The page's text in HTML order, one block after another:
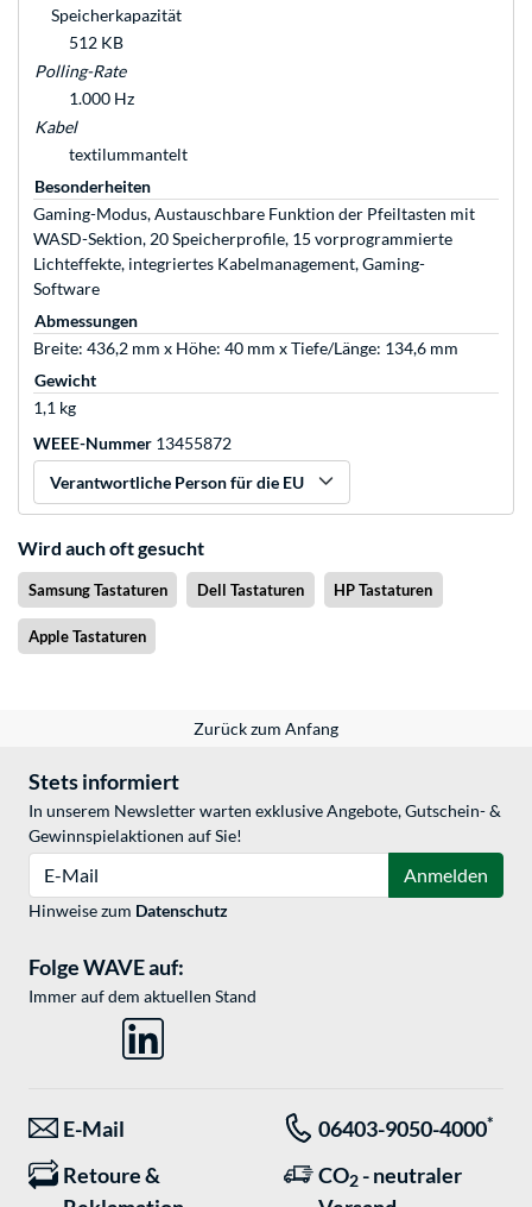
Speicherkapazität
512 KB
Polling-Rate
1.000 Hz
Kabel
textilummantelt
Besonderheiten
Gaming-Modus, Austauschbare Funktion der Pfeiltasten mit
WASD-Sektion, 20 Speicherprofile, 15 vorprogrammierte
Lichteffekte, integriertes Kabelmanagement, Gaming-
Software
Abmessungen
Breite: 436,2 mm x Höhe: 40 mm x Tiefe/Länge: 134,6 mm
Gewicht
1,1 kg
WEEE-Nummer 13455872
Verantwortliche Person für die EU
Wird auch oft gesucht
Samsung Tastaturen Dell Tastaturen HP Tastaturen
Apple Tastaturen
Zurück zum Anfang
Stets informiert
In unserem Newsletter warten exklusive Angebote, Gutschein- &
Gewinnspielaktionen auf Sie!
Anmelden
Hinweise zum Datenschutz
Folge WAVE auf:
Immer auf dem aktuellen Stand
E-Mail 06403-9050-4000*
Retoure &
CO2 - neutraler